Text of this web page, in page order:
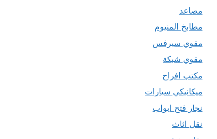
مصاعد
مطابخ المنيوم
مقوي سيرفس
مقوي شبكة
مكتب افراح
ميكانيكي سيارات
نجار فتح ابواب
نقل اثاث